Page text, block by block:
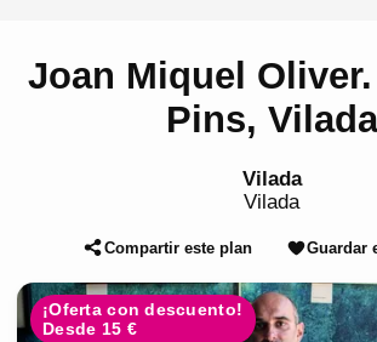
Joan Miquel
Pins, Vilada
Vilada
Vilada
Compartir este plan Guardar
¡Oferta con descuento!
Desde 15 €